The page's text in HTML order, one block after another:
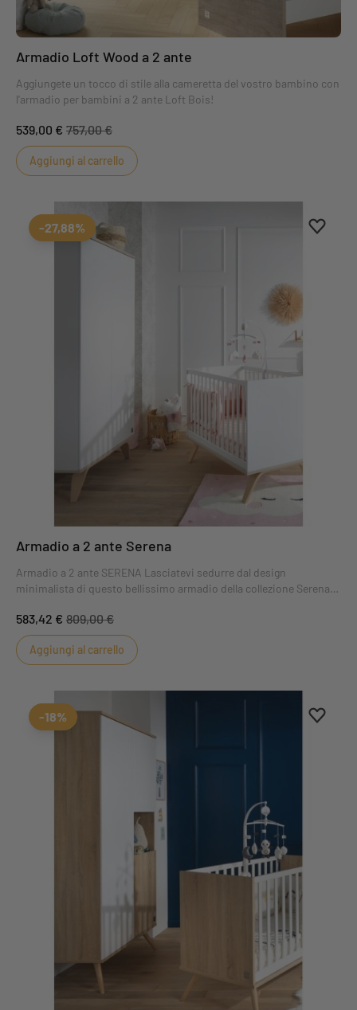
Armadio Loft Wood a 2 ante
Aggiungete un tocco di stile alla cameretta del vostro bambino con
l'armadio per bambini a 2 ante Loft Bois!
539,00 € 757,00 €
Aggiungi al carrello
-27,88%
Armadio a 2 ante Serena
Armadio a 2 ante SERENA Lasciatevi sedurre dal design
minimalista di questo bellissimo armadio della collezione Serena.
legno chiaro dalle curve delicate. Sarete piacevolmente sorpresi
dalla sua spaziosità! Le 2 ante nascondono una grande quantità di
ripiani e due appendini.
583,42 € 809,00 €
Aggiungi al carrello
-18%